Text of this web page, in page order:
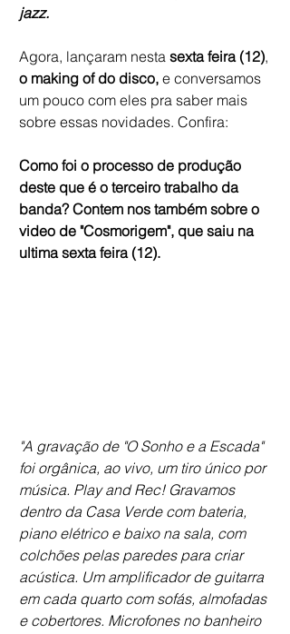
jazz.
Agora, lançaram nesta sexta feira (12),
o making of do disco, e conversamos
um pouco com eles pra saber mais
sobre essas novidades. Confira:
Como foi o processo de produção
deste que é o terceiro trabalho da
banda? Contem nos também sobre o
video de "Cosmorigem", que saiu na
ultima sexta feira (12).
"A gravação de "O Sonho e a Escada"
foi orgânica, ao vivo, um tiro único por
música. Play and Rec! Gravamos
dentro da Casa Verde com bateria,
piano elétrico e baixo na sala, com
colchões pelas paredes para criar
acústica. Um amplificador de guitarra
em cada quarto com sofás, almofadas
e cobertores. Microfones no banheiro